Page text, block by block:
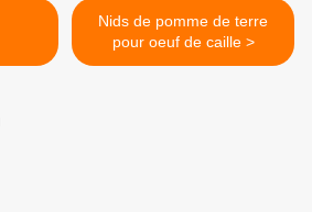
Nids de pomme de terre
pour oeuf de caille >